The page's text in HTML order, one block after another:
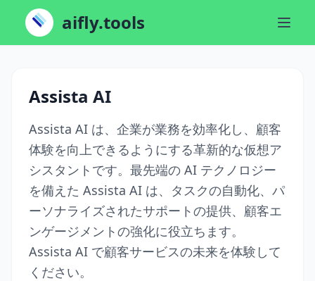
aifly.tools
Assista AI
Assista AI は、企業が業務を効率化し、顧客
体験を向上できるようにする革新的な仮想ア
シスタントです。最先端の AI テクノロジー
を備えた Assista AI は、タスクの自動化、パ
ーソナライズされたサポートの提供、顧客エ
ンゲージメントの強化に役立ちます。
Assista AI で顧客サービスの未来を体験して
ください。